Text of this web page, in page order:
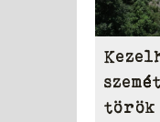
török